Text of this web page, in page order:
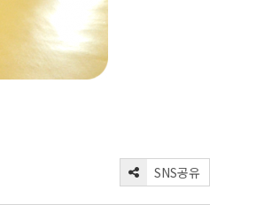
SNS공유